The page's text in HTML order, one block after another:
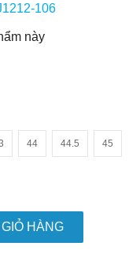
106
này
44 44.5 45
HÀNG